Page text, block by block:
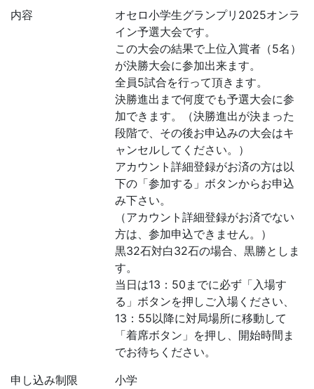
内容
オセロ小学生グランプリ2025オンラ
イン予選大会です。
この大会の結果で上位入賞者（5名）
が決勝大会に参加出来ます。
全員5試合を行って頂きます。
決勝進出まで何度でも予選大会に参
加できます。（決勝進出が決まった
段階で、その後お申込みの大会はキ
ャンセルしてください。）
アカウント詳細登録がお済の方は以
下の「参加する」ボタンからお申込
み下さい。
（アカウント詳細登録がお済でない
方は、参加申込できません。）
黒32石対白32石の場合、黒勝としま
す。
当日は13：50までに必ず「入場す
る」ボタンを押しご入場ください、
13：55以降に対局場所に移動して
「着席ボタン」を押し、開始時間ま
でお待ちください。
申し込み制限
小学